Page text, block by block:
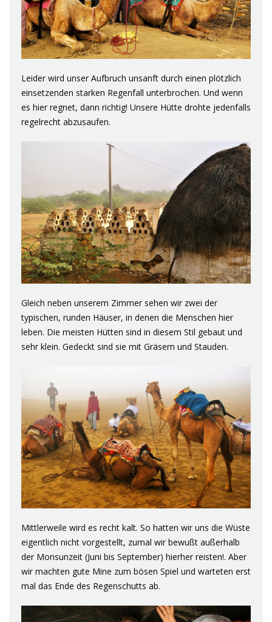
Leider wird unser Aufbruch unsanft durch einen plötzlich
einsetzenden starken Regenfall unterbrochen. Und wenn
es hier regnet, dann richtig! Unsere Hütte drohte jedenfalls
regelrecht abzusaufen.
Gleich neben unserem Zimmer sehen wir zwei der
typischen, runden Häuser, in denen die Menschen hier
leben. Die meisten Hütten sind in diesem Stil gebaut und
sehr klein. Gedeckt sind sie mit Gräsern und Stauden.
Mittlerweile wird es recht kalt. So hatten wir uns die Wüste
eigentlich nicht vorgestellt, zumal wir bewußt außerhalb
der Monsunzeit (Juni bis September) hierher reisten!. Aber
wir machten gute Mine zum bösen Spiel und warteten erst
mal das Ende des Regenschutts ab.